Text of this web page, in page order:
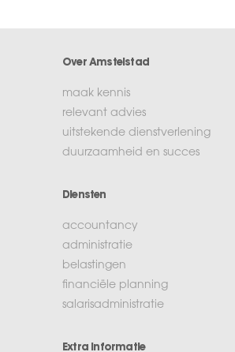
Over Amstelstad
maak kennis
relevant advies
uitstekende dienstverlening
duurzaamheid en succes
Diensten
accountancy
administratie
belastingen
financiële planning
salarisadministratie
Extra informatie